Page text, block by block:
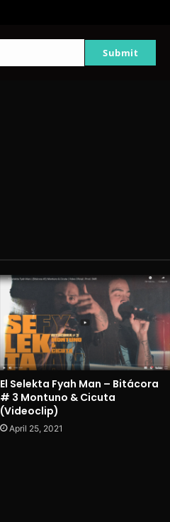
Submit
El Selekta Fyah Man – Bitácora
# 3 Montuno & Cicuta
(Videoclip)
April 25, 2021